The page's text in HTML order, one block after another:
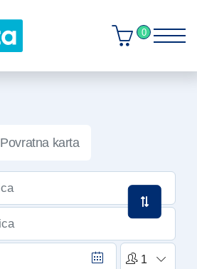
0
Povratna karta